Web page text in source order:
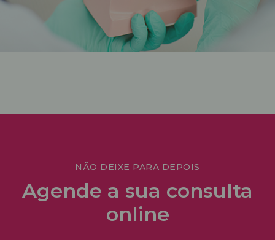
NÃO DEIXE PARA DEPOIS
Agende a sua consulta
online